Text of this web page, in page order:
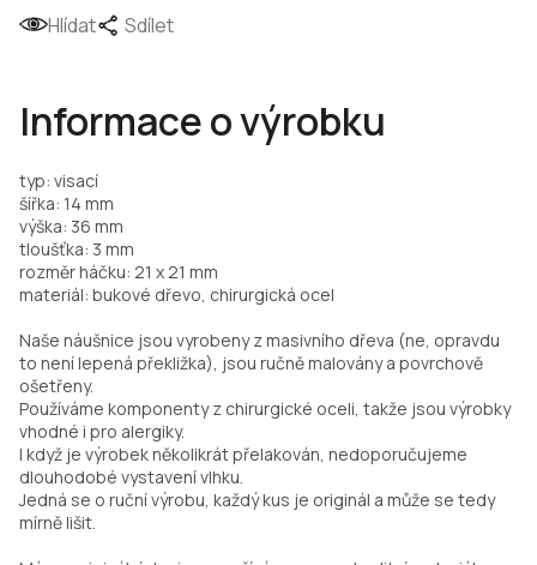
Hlídat Sdílet
Informace o výrobku
typ: visací
šířka: 14 mm
výška: 36 mm
tloušťka: 3 mm
rozměr háčku: 21 x 21 mm
materiál: bukové dřevo, chirurgická ocel
Naše náušnice jsou vyrobeny z masivního dřeva (ne, opravdu
to není lepená překližka), jsou ručně malovány a povrchově
ošetřeny.
Používáme komponenty z chirurgické oceli, takže jsou výrobky
vhodné i pro alergiky.
I když je výrobek několikrát přelakován, nedoporučujeme
dlouhodobé vystavení vlhku.
Jedná se o ruční výrobu, každý kus je originál a může se tedy
mírně lišit.